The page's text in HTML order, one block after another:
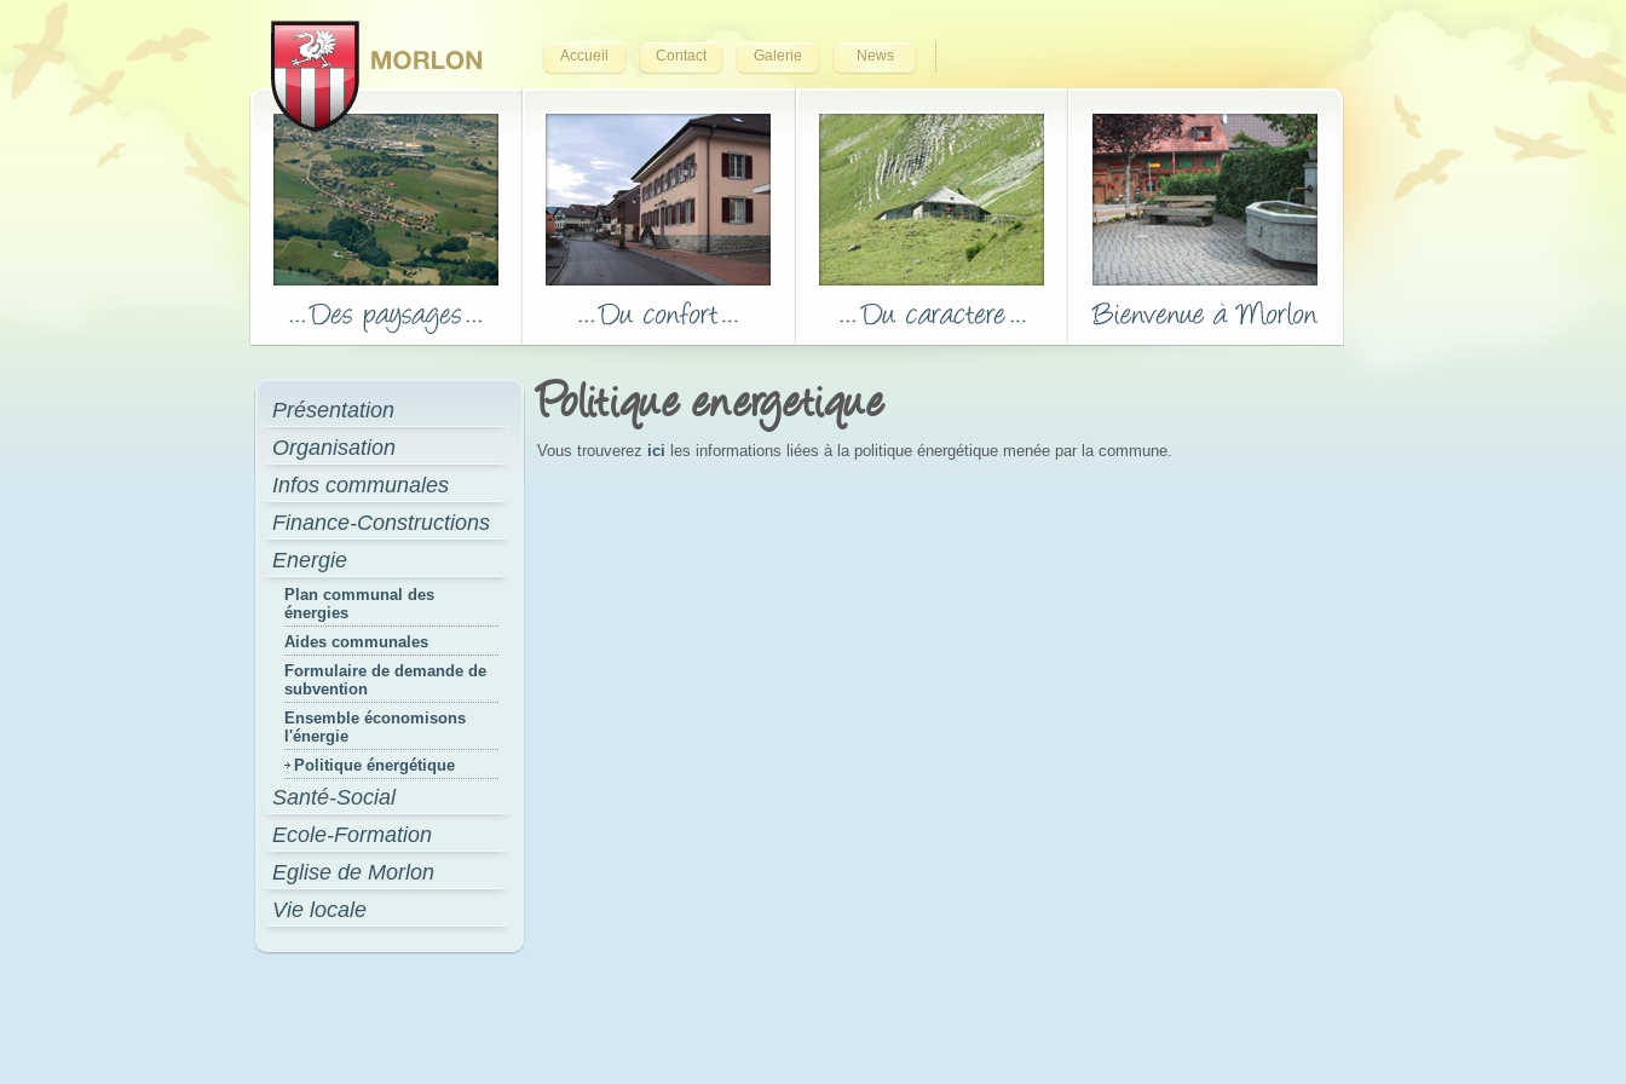
Accueil Contact Galerie News
Présentation
Organisation
Infos communales
Finance-Constructions
Energie
Plan communal des
énergies
Aides communales
Formulaire de demande de
subvention
Ensemble économisons
l'énergie
Politique énergétique
Santé-Social
Ecole-Formation
Eglise de Morlon
Vie locale
Politique energetique
Vous trouverez ici les informations liées à la politique énergétique menée par la commune.